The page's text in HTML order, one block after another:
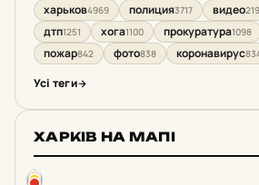
харьков4969 полиция3717 видео
дтп1251 хога1100 прокуратура1098
пожар842 фото838 коронавирус
Усі теги
ХАРКІВ НА МАПІ